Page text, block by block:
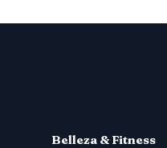
Belleza & Fitness